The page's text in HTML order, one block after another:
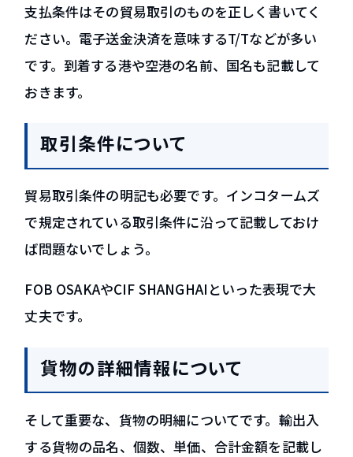
支払条件はその貿易取引のものを正しく書いてく
ださい。電子送金決済を意味するT/Tなどが多い
です。到着する港や空港の名前、国名も記載して
おきます。
取引条件について
貿易取引条件の明記も必要です。インコタームズ
で規定されている取引条件に沿って記載しておけ
ば問題ないでしょう。
FOB OSAKAやCIF SHANGHAIといった表現で大
丈夫です。
貨物の詳細情報について
そして重要な、貨物の明細についてです。輸出入
する貨物の品名、個数、単価、合計金額を記載し